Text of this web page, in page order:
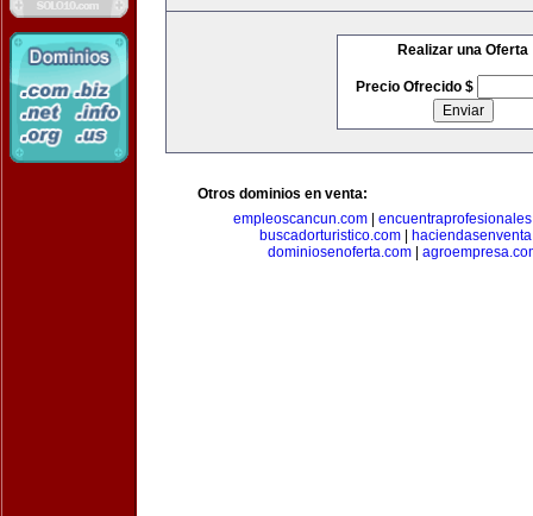
Realizar una Oferta
Precio Ofrecido $
Otros dominios en venta:
empleoscancun.com
buscadorturistico.com|
dominiosenoferta.com